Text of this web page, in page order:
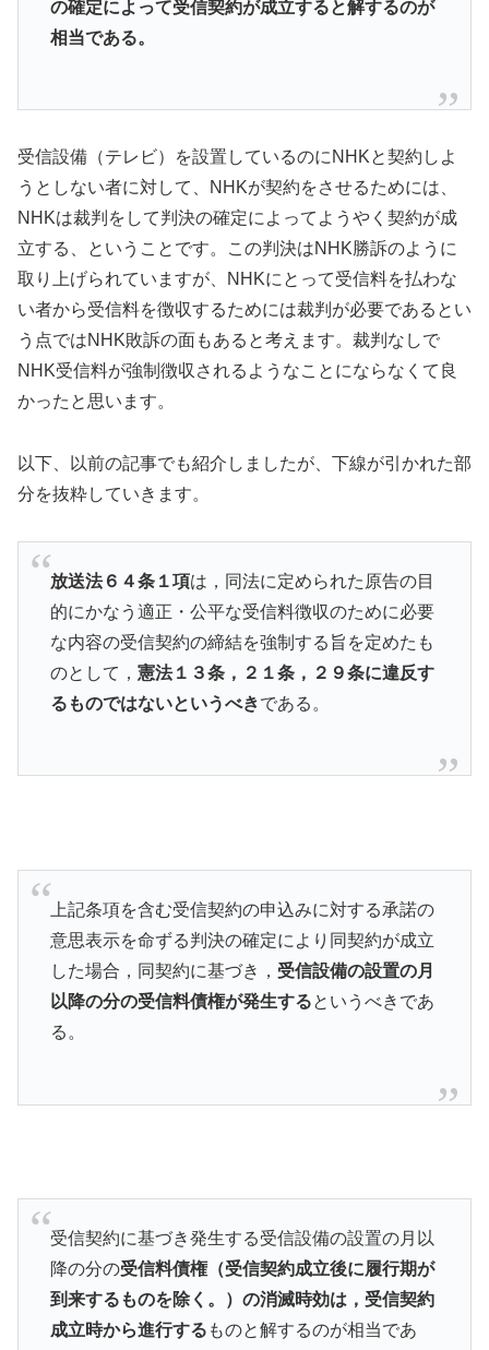
の確定によって受信契約が成立すると解するのが
相当である。
受信設備（テレビ）を設置しているのにNHKと契約しよ
うとしない者に対して、NHKが契約をさせるためには、
NHKは裁判をして判決の確定によってようやく契約が成
立する、ということです。この判決はNHK勝訴のように
取り上げられていますが、NHKにとって受信料を払わな
い者から受信料を徴収するためには裁判が必要であるとい
う点ではNHK敗訴の面もあると考えます。裁判なしで
NHK受信料が強制徴収されるようなことにならなくて良
かったと思います。
以下、以前の記事でも紹介しましたが、下線が引かれた部
分を抜粋していきます。
放送法６４条１項は，同法に定められた原告の目
的にかなう適正・公平な受信料徴収のために必要
な内容の受信契約の締結を強制する旨を定めたも
のとして， 憲法１３条，２１条，２９条に違反す
るものではないというべきである。
上記条項を含む受信契約の申込みに対する承諾の
意思表示を命ずる判決の確定により同契約が成立
した場合，同契約に基づき， 受信設備の設置の月
以降の分の受信料債権が発生するというべきであ
る。
受信契約に基づき発生する受信設備の設置の月以
降の分の受信料債権（受信契約成立後に履行期が
到来するものを除く。）の消滅時効は，受信契約
成立時から進行する ものと解するのが相当であ